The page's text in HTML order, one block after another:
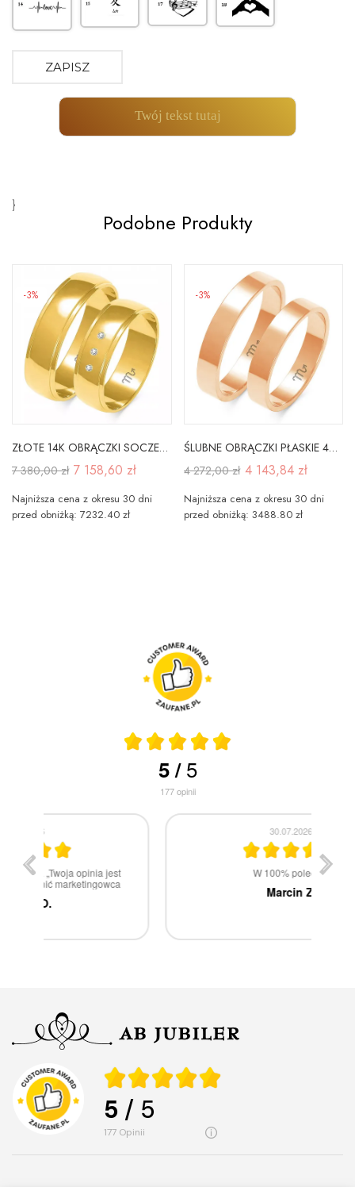
ZAPISZ
Twój tekst tutaj
}
Podobne Produkty
-3%
ZŁOTE 14K OBRĄCZKI SOCZEWKA 6mm BRYLANTY GRAWER
7 380,00 zł 7 158,60 zł
Najniższa cena z okresu 30 dni
przed obniżką: 7232.40 zł
-3%
ŚLUBNE OBRĄCZKI PŁASKIE 4mm RÓŻOWE ZŁOTO A-112C
4 272,00 zł 4 143,84 zł
Najniższa cena z okresu 30 dni
przed obniżką: 3488.80 zł
5/5
177opinii
5 / 5
177 opinii